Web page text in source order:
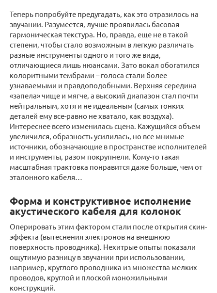
Теперь попробуйте предугадать, как это отразилось на
звучании. Разумеется, лучше проявилась басовая
гармоническая текстура. Но, правда, еще не в такой
степени, чтобы стало возможным в легкую различать
разные инструменты одного и того же вида,
отличающиеся лишь нюансами. Зато вокал обогатился
колоритными тембрами – голоса стали более
узнаваемыми и правдоподобными. Верхняя середина
«запела» чище и мягче, а высокий диапазон стал почти
нейтральным, хотя и не идеальным (самых тонких
деталей ему все-равно не хватало, как воздуха).
Интереснее всего изменилась сцена. Кажущийся объем
увеличился, образность усилилась, но все мнимые
источники, обозначающие в пространстве исполнителей
и инструменты, разом покрупнели. Кому-то такая
масштабная трактовка понравится даже больше, чем от
эталонного кабеля…
Форма и конструктивное исполнение
акустического кабеля для колонок
Оперировать этим фактором стали после открытия скин-
эффекта (вытеснения электронов на внешнюю
поверхность проводника). Нехитрые опыты показали
ощутимую разницу в звучании при использовании,
например, круглого проводника из множества мелких
проводов, круглой и плоской моножильными
конструкций.